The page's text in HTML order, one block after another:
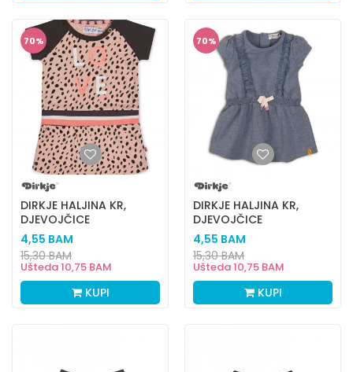
70%
DIRKJE HALJINA KR,
DJEVOJČICE
4,55 BAM
Ušteda10,75 BAM
15,30BAM
KUPI
70%
DIRKJE HALJINA KR,
DJEVOJČICE
4,55 BAM
Ušteda10,75 BAM
15,30BAM
KUPI